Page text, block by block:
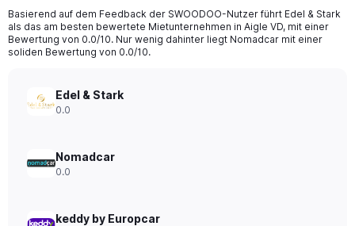
Basierend auf dem Feedback der SWOODOO-Nutzer führt Edel & Stark
als das am besten bewertete Mietunternehmen in Aigle VD, mit einer
Bewertung von 0.0/10. Nur wenig dahinter liegt Nomadcar mit einer
soliden Bewertung von 0.0/10.
Edel & Stark
0.0
Nomadcar
0.0
keddy by Europcar